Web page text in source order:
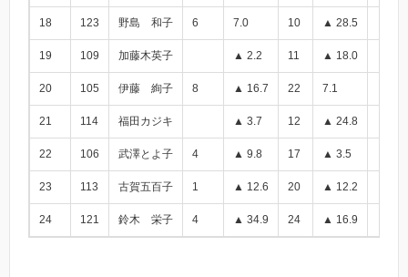
18 123 野島 和子 6 7.0 10 ▲ 28.5
19 109 加藤木英子 ▲ 2.2 11 ▲ 18.0
20 105 伊藤 絢子 8 ▲ 16.7 22 7.1
21 114 福田カジキ ▲ 3.7 12 ▲ 24.8
22 106 武澤とよ子 4 ▲ 9.8 17 ▲ 3.5
23 113 古賀五百子 1 ▲ 12.6 20 ▲ 12.2
24 121 鈴木 栄子 4 ▲ 34.9 24 ▲ 16.9